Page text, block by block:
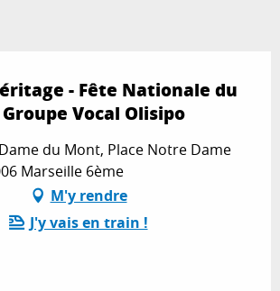
- Fête Nationale du
Vocal Olisipo
du Mont, Place Notre Dame
Marseille 6ème
M'y rendre
J'y vais en train !